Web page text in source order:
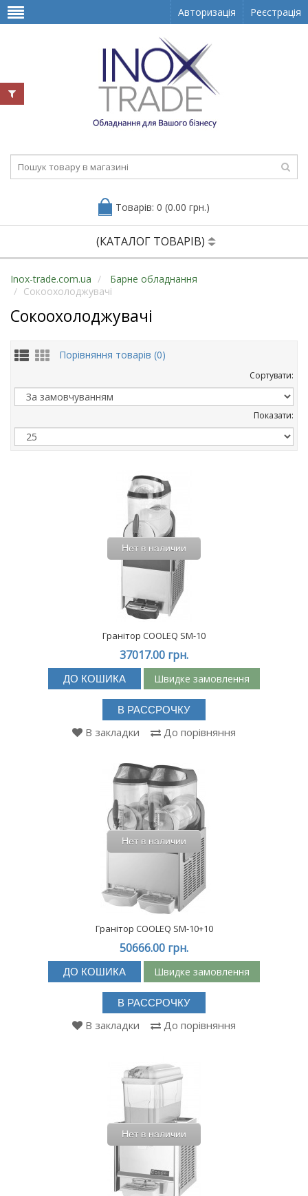
Авторизація Реєстрація
Товарів: 0 (0.00 грн.)
(КАТАЛОГ ТОВАРІВ)
Inox-trade.com.ua
Барне обладнання
Сокоохолоджувачі
Сокоохолоджувачі
Порівняння товарів (0)
Сортувати:
Показати:
Нет в наличии
Гранітор COOLEQ SM-10
37017.00 грн.
ДО КОШИКА Швидке замовлення
В РАССРОЧКУ
В закладки До порівняння
Нет в наличии
Гранітор COOLEQ SM-10+10
50666.00 грн.
ДО КОШИКА Швидке замовлення
В РАССРОЧКУ
В закладки До порівняння
Нет в наличии